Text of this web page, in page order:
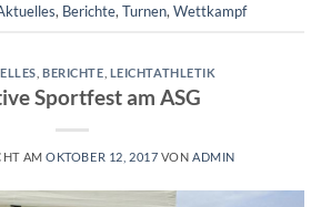
, Berichte, Turnen, Wettkampf
,BERICHTE LEICHTATHLETIK
Sportfest am ASG
AMOKTOBER 12, 2017 VONADMIN